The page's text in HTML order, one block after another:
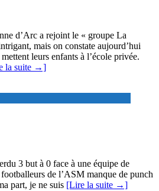
d’Arc a rejoint le « groupe La
mais on constate aujourd’hui
leurs enfants à l’école privée.
la suite →]
3 but à 0 face à une équipe de
de l’ASM manque de punch
part, je ne suis [Lire la suite →]